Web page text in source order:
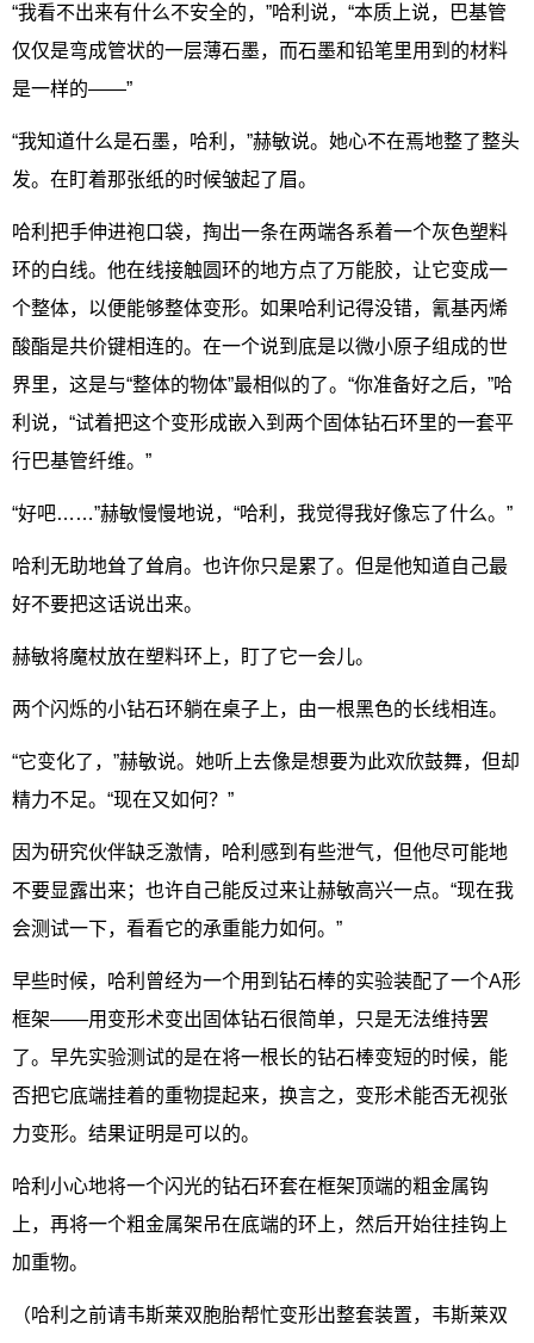
“我看不出来有什么不安全的，”哈利说，“本质上说，巴基管
仅仅是弯成管状的一层薄石墨，而石墨和铅笔里用到的材料
是一样的——”
“我知道什么是石墨，哈利，”赫敏说。她心不在焉地整了整头
发。在盯着那张纸的时候皱起了眉。
哈利把手伸进袍口袋，掏出一条在两端各系着一个灰色塑料
环的白线。他在线接触圆环的地方点了万能胶，让它变成一
个整体，以便能够整体变形。如果哈利记得没错，氰基丙烯
酸酯是共价键相连的。在一个说到底是以微小原子组成的世
界里，这是与“整体的物体”最相似的了。“你准备好之后，”哈
利说，“试着把这个变形成嵌入到两个固体钻石环里的一套平
行巴基管纤维。”
“好吧……”赫敏慢慢地说，“哈利，我觉得我好像忘了什么。”
哈利无助地耸了耸肩。也许你只是累了。但是他知道自己最
好不要把这话说出来。
赫敏将魔杖放在塑料环上，盯了它一会儿。
两个闪烁的小钻石环躺在桌子上，由一根黑色的长线相连。
“它变化了，”赫敏说。她听上去像是想要为此欢欣鼓舞，但却
精力不足。“现在又如何？”
因为研究伙伴缺乏激情，哈利感到有些泄气，但他尽可能地
不要显露出来；也许自己能反过来让赫敏高兴一点。“现在我
会测试一下，看看它的承重能力如何。”
早些时候，哈利曾经为一个用到钻石棒的实验装配了一个A形
框架——用变形术变出固体钻石很简单，只是无法维持罢
了。早先实验测试的是在将一根长的钻石棒变短的时候，能
否把它底端挂着的重物提起来，换言之，变形术能否无视张
力变形。结果证明是可以的。
哈利小心地将一个闪光的钻石环套在框架顶端的粗金属钩
上，再将一个粗金属架吊在底端的环上，然后开始往挂钩上
加重物。
（哈利之前请韦斯莱双胞胎帮忙变形出整套装置，韦斯莱双